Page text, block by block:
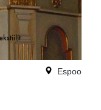
Espoo